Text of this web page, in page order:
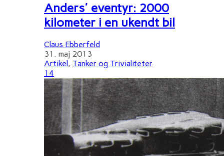
Anders' eventyr: 2000
kilometer i en ukendt bil
Claus Ebberfeld
31. maj 2013
Artikel , Tanker og Trivialiteter
14